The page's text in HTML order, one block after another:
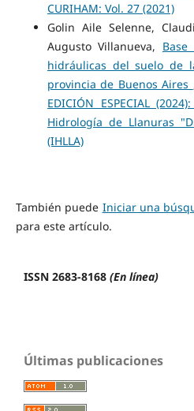
CURIHAM: Vol. 27 (2021)
Golin Aile Selenne,
Augusto Villanueva,
hidráulicas del suelo de
provincia de Buenos Aires
EDICIÓN ESPECIAL
Hidrología de Llanuras
(IHLLA)
También puede Iniciar una
para este artículo.
ISSN 2683-8168 (En línea)
Últimas publicaciones